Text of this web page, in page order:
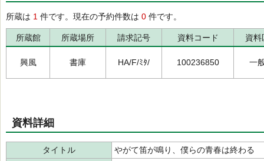
所蔵は 1 件です。現在の予約件数は 0 件です。
所蔵館 所蔵場所 請求記号 資料コード 資料
興風 書庫 HA/F/ﾐﾀ/ 100236850 一
資料詳細
タイトル
やがて笛が鳴り、僕らの青春は終わる